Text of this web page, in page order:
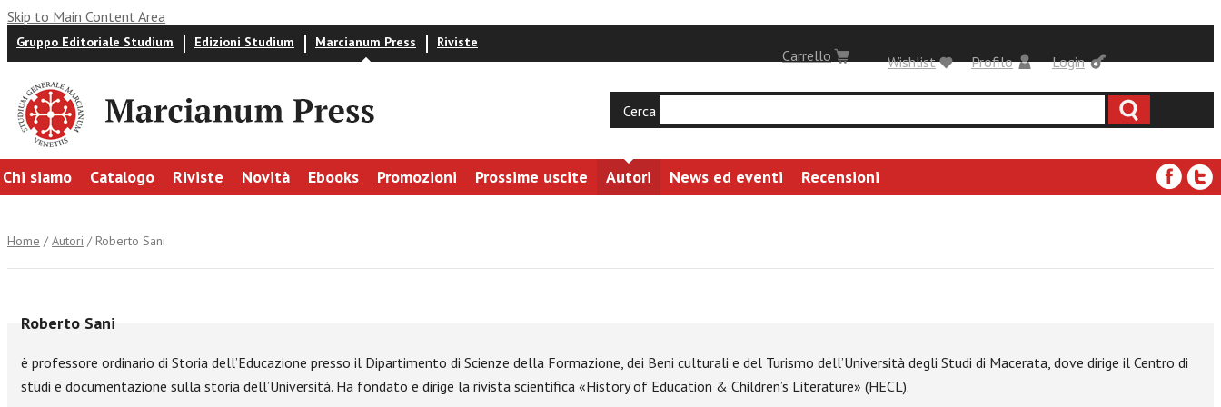
Skip to Main Content Area
Gruppo Editoriale Studium Edizioni Studium Marcianum Press Riviste
Login
Carrello Profilo
Wishlist
Cerca
Chi siamo Catalogo Riviste Novità Ebooks Promozioni Prossime uscite Autori News ed eventi Recensioni
Home /Autori / Roberto Sani
Roberto Sani
è professore ordinario di Storia dell’Educazione presso il Dipartimento di Scienze della Formazione, dei Beni culturali e del Turismo dell’Università degli Studi di Macerata, dove dirige il Centro di
studi e documentazione sulla storia dell’Università. Ha fondato e dirige la rivista scientifica «History of Education & Children’s Literature» (HECL).